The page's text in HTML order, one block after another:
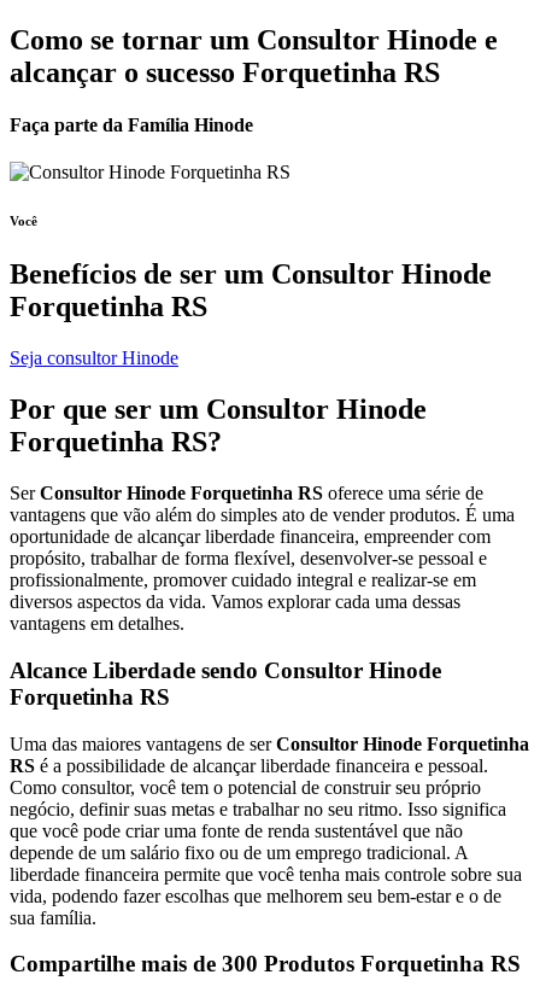
Como se tornar um Consultor Hinode e
alcançar o sucesso Forquetinha RS
Faça parte da Família Hinode
Você
Benefícios de ser um Consultor Hinode
Forquetinha RS
Seja consultor Hinode
Por que ser um Consultor Hinode
Forquetinha RS?
SerConsultor Hinode Forquetinha RS oferece uma série de
vantagens que vão além do simples ato de vender produtos. É uma
oportunidade de alcançar liberdade financeira, empreender com
propósito, trabalhar de forma flexível, desenvolver-se pessoal e
profissionalmente, promover cuidado integral e realizar-se em
diversos aspectos da vida. Vamos explorar cada uma dessas
vantagens em detalhes.
Alcance Liberdade sendo Consultor Hinode
Forquetinha RS
Uma das maiores vantagens de serConsultor Hinode Forquetinha
RS é a possibilidade de alcançar liberdade financeira e pessoal.
Como consultor, você tem o potencial de construir seu próprio
negócio, definir suas metas e trabalhar no seu ritmo. Isso significa
que você pode criar uma fonte de renda sustentável que não
depende de um salário fixo ou de um emprego tradicional. A
liberdade financeira permite que você tenha mais controle sobre sua
vida, podendo fazer escolhas que melhorem seu bem-estar e o de
sua família.
Compartilhe mais de 300 Produtos Forquetinha RS